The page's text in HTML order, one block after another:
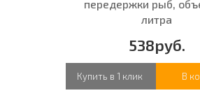
передержки рыб,
литра
538руб.
Купить в 1 клик В